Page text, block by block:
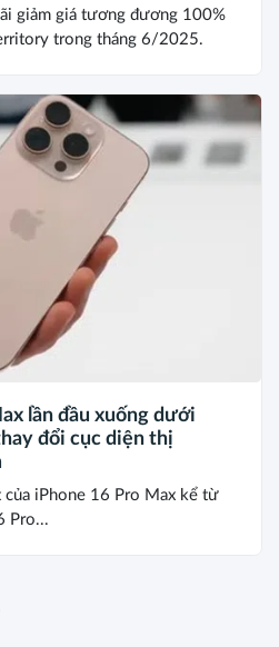
giảm giá tương đương 100%
trong tháng 6/2025.
lần đầu xuống dưới
đổi cục diện thị
iPhone 16 Pro Max kể từ
Pro...